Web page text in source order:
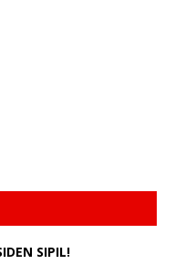
SIPIL!